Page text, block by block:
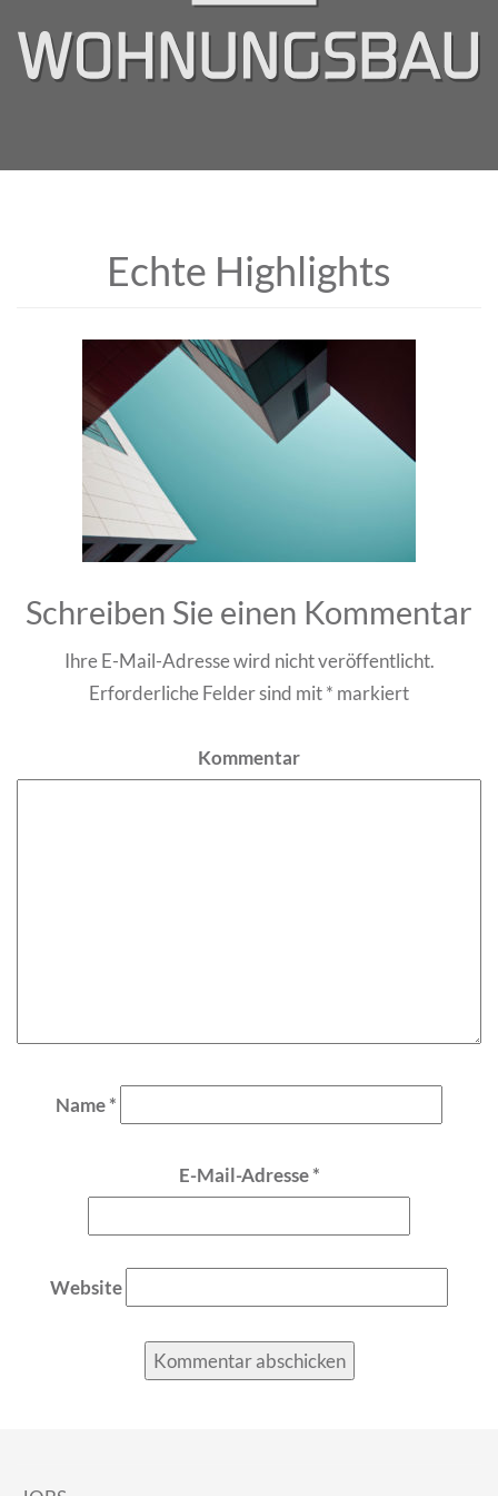
Echte Highlights
Schreiben Sie einen Kommentar
Ihre E-Mail-Adresse wird nicht veröffentlicht.
Erforderliche Felder sind mit* markiert
Kommentar
Name*
E-Mail-Adresse*
Website